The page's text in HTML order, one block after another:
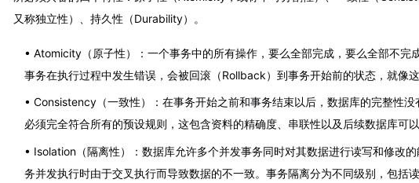
又称独立性）、持久性（Durability）。
Atomicity（原子性）：一个事务中的所有操作，要么全部完成，要么全部不完
事务在执行过程中发生错误，会被回滚（Rollback）到事务开始前的状态，就像
Consistency（一致性）：在事务开始之前和事务结束以后，数据库的完整性
必须完全符合所有的预设规则，这包含资料的精确度、串联性以及后续数据库可
Isolation（隔离性）：数据库允许多个并发事务同时对其数据进行读写和修改
务并发执行时由于交叉执行而导致数据的不一致。事务隔离分为不同级别，包括